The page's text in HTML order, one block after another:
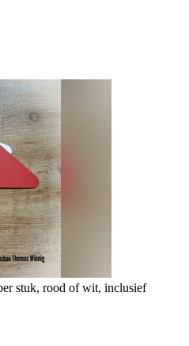
stuk, rood of wit, inclusief